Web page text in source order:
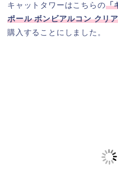
キャットタワーはこちらの「
ポール ボンビアルコン クリ
購入することにしました。